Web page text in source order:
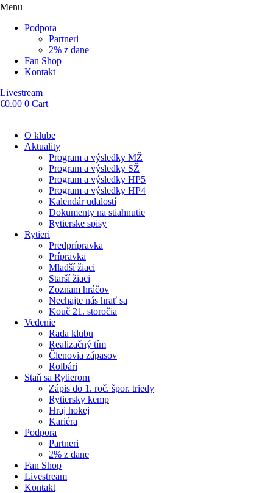
Menu
Podpora
Partneri
2% z dane
Fan Shop
Kontakt
Livestream
€0.00 0 Cart
O klube
Aktuality
Program a výsledky MŽ
Program a výsledky SŽ
Program a výsledky HP5
Program a výsledky HP4
Kalendár udalostí
Dokumenty na stiahnutie
Rytierske spisy
Rytieri
Predprípravka
Prípravka
Mladší žiaci
Starší žiaci
Zoznam hráčov
Nechajte nás hrať sa
Kouč 21. storočia
Vedenie
Rada klubu
Realizačný tím
Členovia zápasov
Rolbári
Staň sa Rytierom
Zápis do 1. roč. špor. triedy
Rytiersky kemp
Hraj hokej
Kariéra
Podpora
Partneri
2% z dane
Fan Shop
Livestream
Kontakt